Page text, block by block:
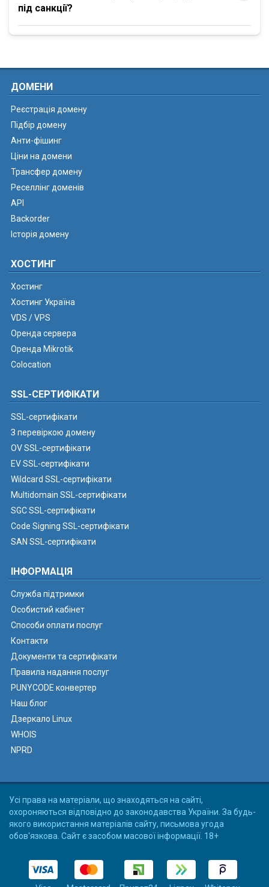
під санкції?
ДОМЕНИ
Реєстрація домену
Підбір домену
Анти-фішинг
Ціни на домени
Трансфер домену
Реселлінг доменів
API
Backorder
Історія домену
ХОСТИНГ
Хостинг
Хостинг Україна
VDS / VPS
Оренда сервера
Оренда Mikrotik
Colocation
SSL-СЕРТИФІКАТИ
SSL-сертифікати
З перевіркою домену
OV SSL-сертифікати
EV SSL-сертифікати
Wildcard SSL-сертифікати
Multidomain SSL-сертифікати
SGC SSL-сертифікати
Code Signing SSL-сертифікати
SAN SSL-сертифікати
ІНФОРМАЦІЯ
Служба підтримки
Особистий кабінет
Способи оплати послуг
Контакти
Документи та сертифікати
Правила надання послуг
PUNYCODE конвертер
Наш блог
Дзеркало Linux
WHOIS
NPRD
Усі права на матеріали, що знаходяться на сайті,
охороняються відповідно до законодавства України. За будь-
якого використання матеріалів сайту, письмова угода
обов'язкова. Сайт є засобом масової інформації. 18+